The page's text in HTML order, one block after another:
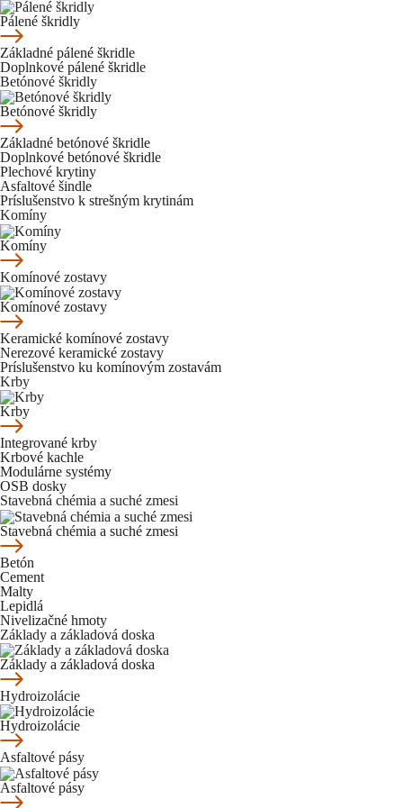
Pálené škridly
Základné pálené škridle
Doplnkové pálené škridle
Betónové škridly
Betónové škridly
Základné betónové škridle
Doplnkové betónové škridle
Plechové krytiny
Asfaltové šindle
Príslušenstvo k strešným krytinám
Komíny
Komíny
Komínové zostavy
Komínové zostavy
Keramické komínové zostavy
Nerezové keramické zostavy
Príslušenstvo ku komínovým zostavám
Krby
Krby
Integrované krby
Krbové kachle
Modulárne systémy
OSB dosky
Stavebná chémia a suché zmesi
Stavebná chémia a suché zmesi
Betón
Cement
Malty
Lepidlá
Nivelizačné hmoty
Základy a základová doska
Základy a základová doska
Hydroizolácie
Hydroizolácie
Asfaltové pásy
Asfaltové pásy